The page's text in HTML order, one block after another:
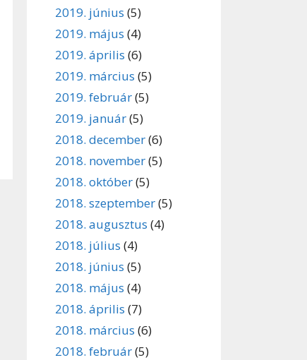
2019. június (5)
2019. május (4)
2019. április (6)
2019. március (5)
2019. február(5)
2019. január(5)
2018. december(6)
2018. november(5)
2018. október(5)
2018. szeptember(5)
2018. augusztus (4)
2018. július (4)
2018. június (5)
2018. május (4)
2018. április (7)
2018. március (6)
2018. február(5)